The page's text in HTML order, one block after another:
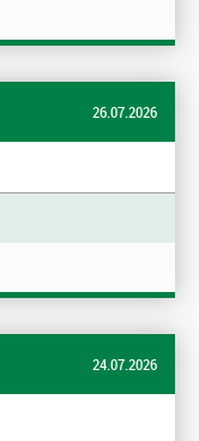
26.07.2026
24.07.2026